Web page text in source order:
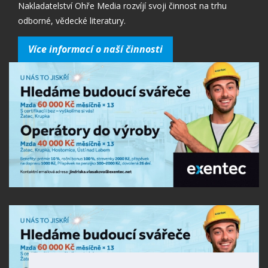
Nakladatelství Ohře Media rozvíjí svoji činnost na trhu
odborné, vědecké literatury.
Více informací o naší činnosti